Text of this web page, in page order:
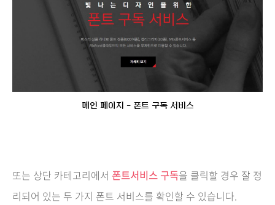
메인 페이지 - 폰트 구독 서비스
또는 상단 카테고리에서 폰트서비스 구독을 클릭할 경우 잘 정
리되어 있는 두 가지 폰트 서비스를 확인할 수 있습니다.